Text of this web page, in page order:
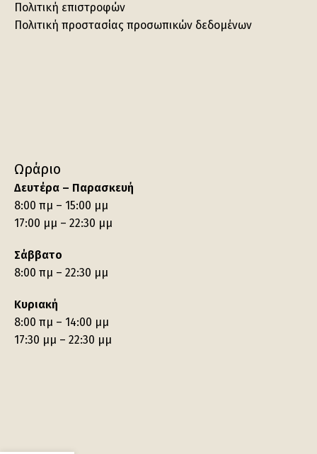
Πολιτική επιστροφών
Πολιτική προστασίας προσωπικών δεδομένων
Ωράριο
Δευτέρα – Παρασκευή
8:00 πμ – 15:00 μμ
17:00 μμ – 22:30 μμ
Σάββατο
8:00 πμ – 22:30 μμ
Κυριακή
8:00 πμ – 14:00 μμ
17:30 μμ – 22:30 μμ